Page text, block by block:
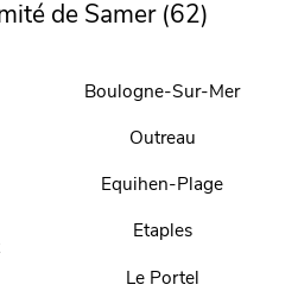
de Samer (62)
Boulogne-Sur-Mer
Outreau
Equihen-Plage
Etaples
Le Portel